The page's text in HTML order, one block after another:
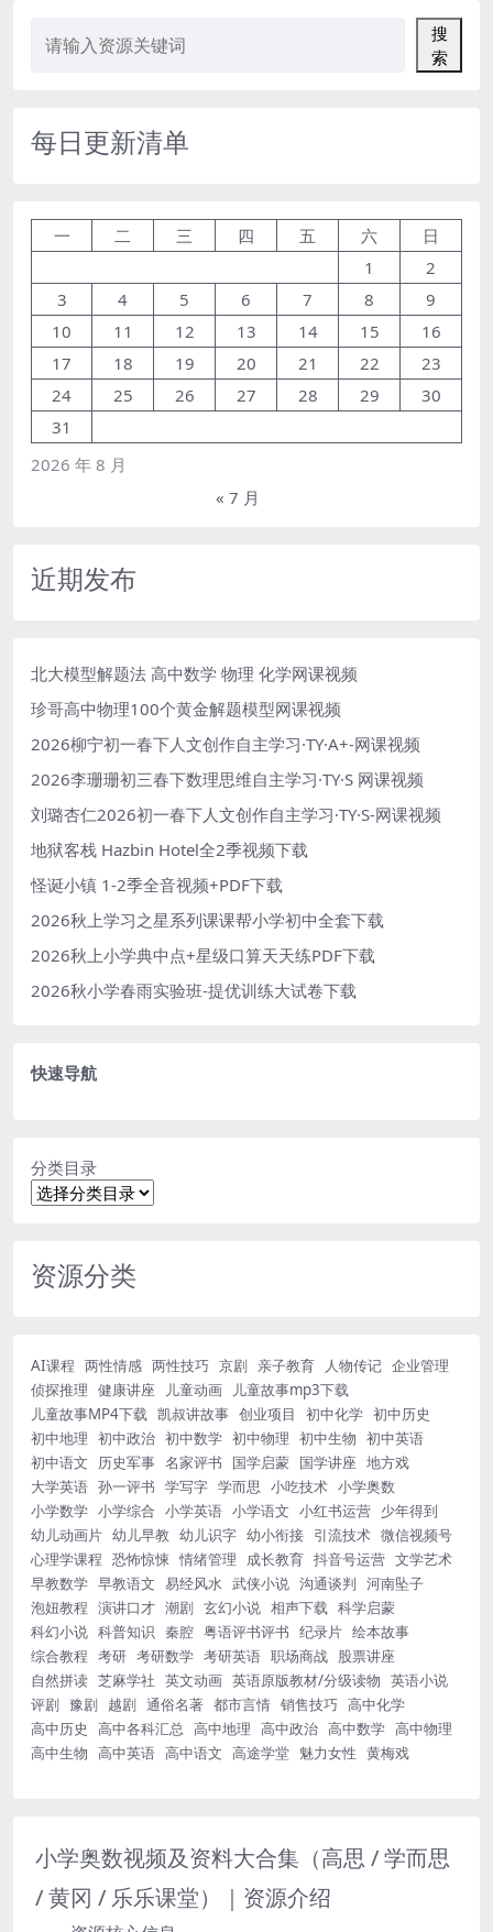
搜
索
每日更新清单
2026 年 8 月
一 二 三 四 五 六
日
1
2
3
4 5 6 7 8
9
10
11 12 13 14 15
16
17
18 19 20 21 22
23
24
25 26 27 28 29
30
31
« 7 月
近期发布
北大模型解题法 高中数学 物理 化学网课视频
珍哥高中物理100个黄金解题模型网课视频
2026柳宁初一春下人文创作自主学习·TY·A+-网课视频
2026李珊珊初三春下数理思维自主学习·TY·S 网课视频
刘璐杏仁2026初一春下人文创作自主学习·TY·S-网课视频
地狱客栈 Hazbin Hotel全2季视频下载
怪诞小镇 1-2季全音视频+PDF下载
2026秋上学习之星系列课课帮小学初中全套下载
2026秋上小学典中点+星级口算天天练PDF下载
2026秋小学春雨实验班-提优训练大试卷下载
快速导航
分类目录
资源分类
AI课程 两性情感 两性技巧 京剧 亲子教育 人物传记 企业管理
侦探推理 健康讲座 儿童动画
儿童故事mp3下载
儿童故事MP4下载 凯叔讲故事 创业项目 初中化学 初中历史
初中地理 初中政治 初中数学 初中物理 初中生物 初中英语
初中语文
历史军事 名家评书 国学启蒙 国学讲座 地方戏
大学英语 孙一评书 学写字 学而思 小吃技术 小学奥数
小学数学 小学综合 小学英语 小学语文 小红书运营 少年得到
幼儿动画片 幼儿早教 幼儿识字 幼小衔接 引流技术 微信视频号
心理学课程 恐怖惊悚 情绪管理 成长教育 抖音号运营 文学艺术
早教数学 早教语文 易经风水 武侠小说 沟通谈判 河南坠子
泡妞教程 演讲口才 潮剧 玄幻小说 相声下载 科学启蒙
科幻小说 科普知识 秦腔 粤语评书评书 纪录片 绘本故事
综合教程 考研 考研数学 考研英语 职场商战 股票讲座
自然拼读 芝麻学社 英文动画 英语原版教材/分级读物 英语小说
评剧 豫剧 越剧 通俗名著 都市言情 销售技巧 高中化学
高中历史
高中各科汇总 高中地理 高中政治 高中数学 高中物理
高中生物 高中英语 高中语文 高途学堂 魅力女性 黄梅戏
小学奥数视频及资料大合集（高思 / 学而思
/ 黄冈 / 乐乐课堂）｜资源介绍